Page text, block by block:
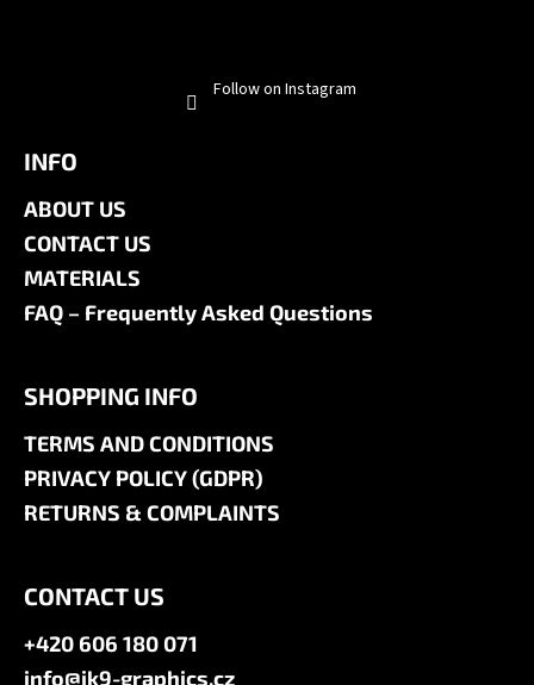
Follow on Instagram
INFO
ABOUT US
CONTACT US
MATERIALS
FAQ – Frequently Asked Questions
SHOPPING INFO
TERMS AND CONDITIONS
PRIVACY POLICY (GDPR)
RETURNS & COMPLAINTS
CONTACT US
+420 606 180 071
info@jk9-graphics.cz